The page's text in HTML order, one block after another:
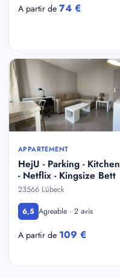
A partir de 74 €
APPARTEMENT
HejU - Parking - Kitchen
- Netflix - Kingsize Bett
23566 Lübeck
6,5 Agreable · 2 avis
A partir de 109 €